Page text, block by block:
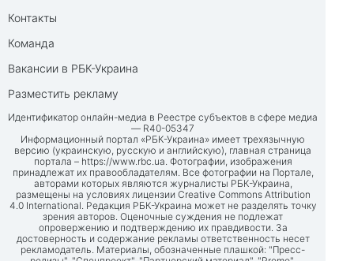
Контакты
Команда
Вакансии в РБК-Украина
Разместить рекламу
Идентификатор онлайн-медиа в Реестре субъектов в сфере медиа
— R40-05347
Информационный портал «РБК-Украина» имеет трехязычную
версию (украинскую, русскую и английскую), главная страница
портала – https://www.rbc.ua. Фотографии, изображения
принадлежат их правообладателям. Все фотографии на Портале,
авторами которых являются журналисты РБК-Украина,
размещены на условиях лицензии Creative Commons Attribution
4.0 International. Редакция РБК-Украина может не разделять точку
зрения авторов. Оценочные суждения не подлежат
опровержению и подтверждению их правдивости. За
достоверность и содержание рекламы ответственность несет
рекламодатель. Материалы, обозначенные плашкой: "Пресс-